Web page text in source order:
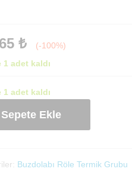
₺
(-100%)
1 adet kaldı
1 adet kaldı
Sepete Ekle
Buzdolabı Röle Termik Grubu